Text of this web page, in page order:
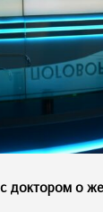
доктором о